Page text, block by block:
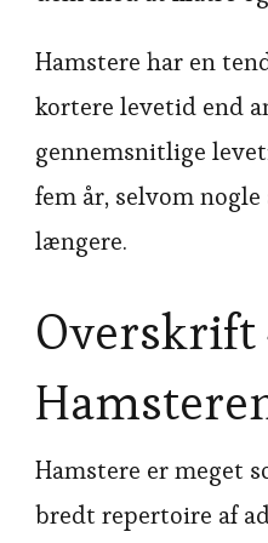
Hamstere har en
kortere levetid end
gennemsnitlige
fem år, selvom
længere.
Overskrift
Hamstere er meget
bredt repertoire af